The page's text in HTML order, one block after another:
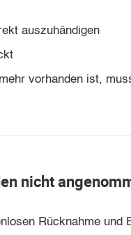
auszuhändigen
vorhanden ist,
nicht
Rücknahme und